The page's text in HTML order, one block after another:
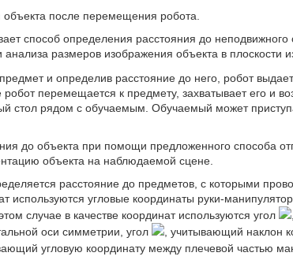
после перемещения робота.
способ определения расстояния до
размеров изображения объекта в
и определив расстояние до него, робот выдает
перемещается к предмету, захватывает его и
стол рядом с обучаемым. Обучаемый может
до объекта при помощи предложенного способа
объекта на наблюдаемой сцене.
расстояние до предметов, с которыми
используются угловые координаты руки-
случае в качестве координат используются угол
оси симметрии, угол
, учитывающий наклон
угловую координату между плечевой частью